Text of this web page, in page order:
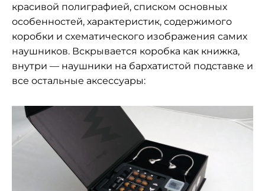
красивой полиграфией, списком основных
особенностей, характеристик, содержимого
коробки и схематического изображения самих
наушников. Вскрывается коробка как книжка,
внутри — наушники на бархатистой подставке и
все остальные аксессуары: